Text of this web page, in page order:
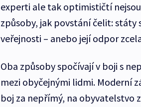
experti ale tak optimističtí
způsoby, jak povstání čelit: státy
veřejnosti – anebo její odpor
Oba způsoby spočívají v boji s
mezi obyčejnými lidmi. Moderní
boj za nepřímý, na obyvatelstvo